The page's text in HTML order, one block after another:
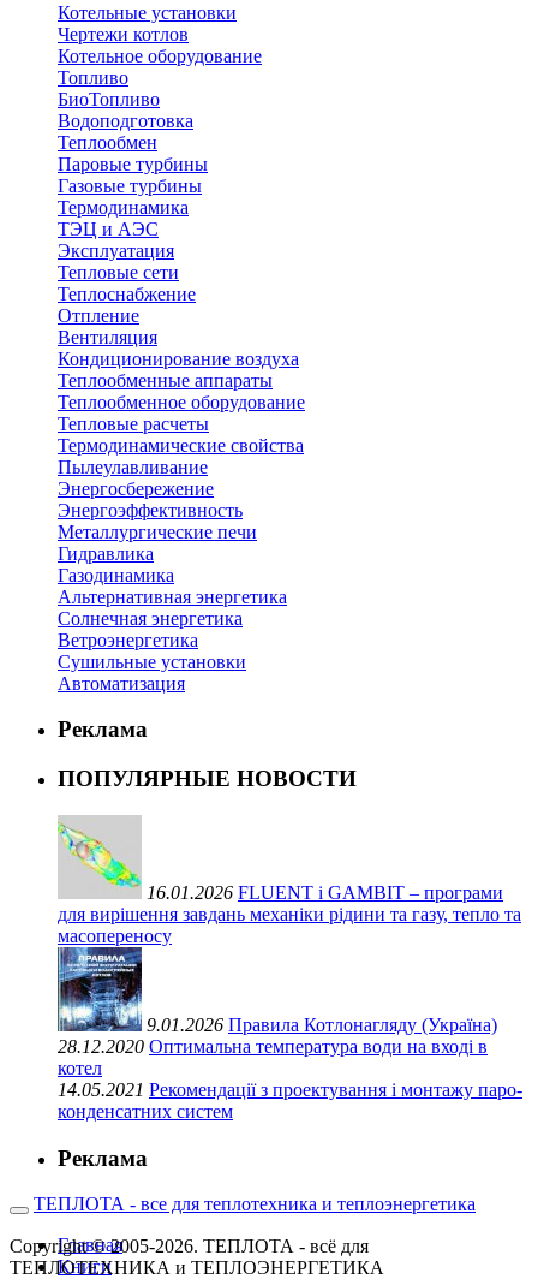
Котельные установки
Чертежи котлов
Котельное оборудование
Топливо
БиоТопливо
Водоподготовка
Теплообмен
Паровые турбины
Газовые турбины
Термодинамика
ТЭЦ и АЭС
Эксплуатация
Тепловые сети
Теплоснабжение
Отпление
Вентиляция
Кондиционирование воздуха
Теплообменные аппараты
Теплообменное оборудование
Тепловые расчеты
Термодинамические свойства
Пылеулавливание
Энергосбережение
Энергоэффективность
Металлургические печи
Гидравлика
Газодинамика
Альтернативная энергетика
Солнечная энергетика
Ветроэнергетика
Сушильные установки
Автоматизация
Реклама
ПОПУЛЯРНЫЕ НОВОСТИ
16.01.2026 FLUENT і GAMBIT – програми
для вирішення завдань механіки рідини та газу, тепло та
масопереносу
9.01.2026 Правила Котлонагляду (Україна)
28.12.2020 Оптимальна температура води на вході в
котел
14.05.2021 Рекомендації з проектування і монтажу паро-
конденсатних систем
Реклама
ТЕПЛОТА - все для теплотехника и теплоэнергетика
Главная
Книги
Copyright © 2005-2026. ТЕПЛОТА - всё для
ТЕПЛОТЕХНИКА и ТЕПЛОЭНЕРГЕТИКА